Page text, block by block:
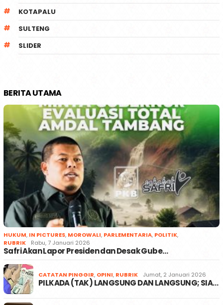
KOTAPALU
SULTENG
SLIDER
BERITA UTAMA
HUKUM, IN PICTURES, MOROWALI, PARLEMENTARIA, POLITIK,
RUBRIK
Rabu, 7 Januari 2026
Safri Akan Lapor Presiden dan Desak Gube…
CATATAN PINGGIR, OPINI, RUBRIK Jumat, 2 Januari 2026
PILKADA (TAK) LANGSUNG DAN LANGSUNG; SIA…